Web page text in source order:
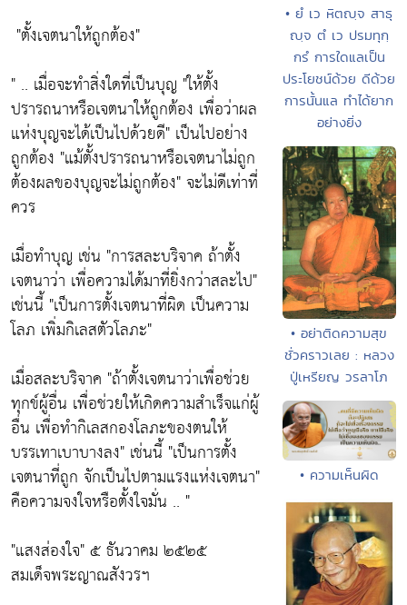
"ตั้งเจตนาให้ถูกต้อง"
" .. เมื่อจะทำสิ่งใดที่เป็นบุญ "ให้ตั้ง
ปรารถนาหรือเจตนาให้ถูกต้อง เพื่อว่าผล
แห่งบุญจะได้เป็นไปด้วยดี" เป็นไปอย่าง
ถูกต้อง "แม้ตั้งปรารถนาหรือเจตนาไม่ถูก
ต้องผลของบุญจะไม่ถูกต้อง"จะไม่ดีเท่าที่
ควร
เมื่อทำบุญ เช่น "การสละบริจาค ถ้าตั้ง
เจตนาว่า เพื่อความได้มาที่ยิ่งกว่าสละไป"
เช่นนี้ "เป็นการตั้งเจตนาที่ผิด เป็นความ
โลภ เพิ่มกิเลสตัวโลภะ"
เมื่อสละบริจาค "ถ้าตั้งเจตนาว่าเพื่อช่วย
ทุกข์ผู้อื่น เพื่อช่วยให้เกิดความสำเร็จแก่ผู้
อื่น เพื่อทำกิเลสกองโลภะของตนให้
บรรเทาเบาบางลง" เช่นนี้ "เป็นการตั้ง
เจตนาที่ถูก จักเป็นไปตามแรงแห่งเจตนา"
คือความจงใจหรือตั้งใจมั่น .. "
"แสงส่องใจ"๕ ธันวาคม ๒๕๒๕
สมเด็จพระญาณสังวรฯ
• ยํ เว หิตญฺจ สาธุ
ญฺจ ตํ เว ปรมทุกฺ
กรํ การใดแลเป็น
ประโยชน์ด้วย ดีด้วย
การนั้นแล ทำได้ยาก
อย่างยิ่ง
• อย่าติดความสุข
ชั่วคราวเลย : หลวง
ปู่เหรียญ วรลาโภ
• ความเห็นผิด